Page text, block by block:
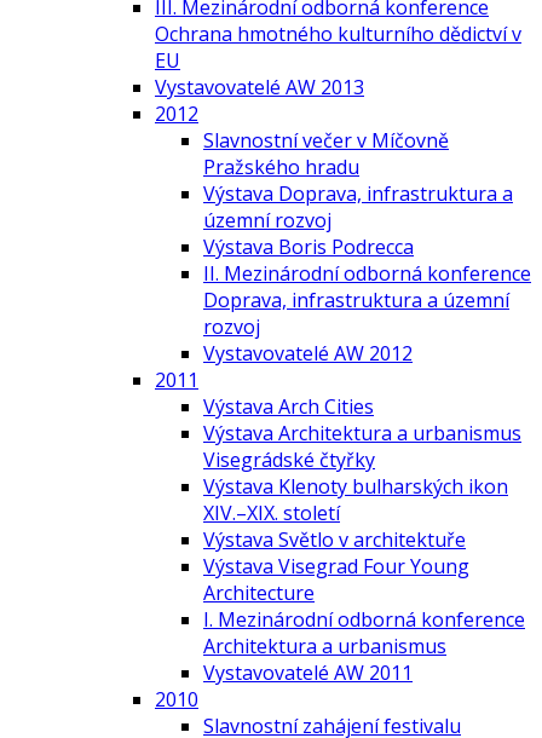
III. Mezinárodní odborná konference
Ochrana hmotného kulturního dědictví v
EU
Vystavovatelé AW 2013
2012
Slavnostní večer v Míčovně
Pražského hradu
Výstava Doprava, infrastruktura a
územní rozvoj
Výstava Boris Podrecca
II. Mezinárodní odborná konference
Doprava, infrastruktura a územní
rozvoj
Vystavovatelé AW 2012
2011
Výstava Arch Cities
Výstava Architektura a urbanismus
Visegrádské čtyřky
Výstava Klenoty bulharských ikon
XIV.–XIX. století
Výstava Světlo v architektuře
Výstava Visegrad Four Young
Architecture
I. Mezinárodní odborná konference
Architektura a urbanismus
Vystavovatelé AW 2011
2010
Slavnostní zahájení festivalu